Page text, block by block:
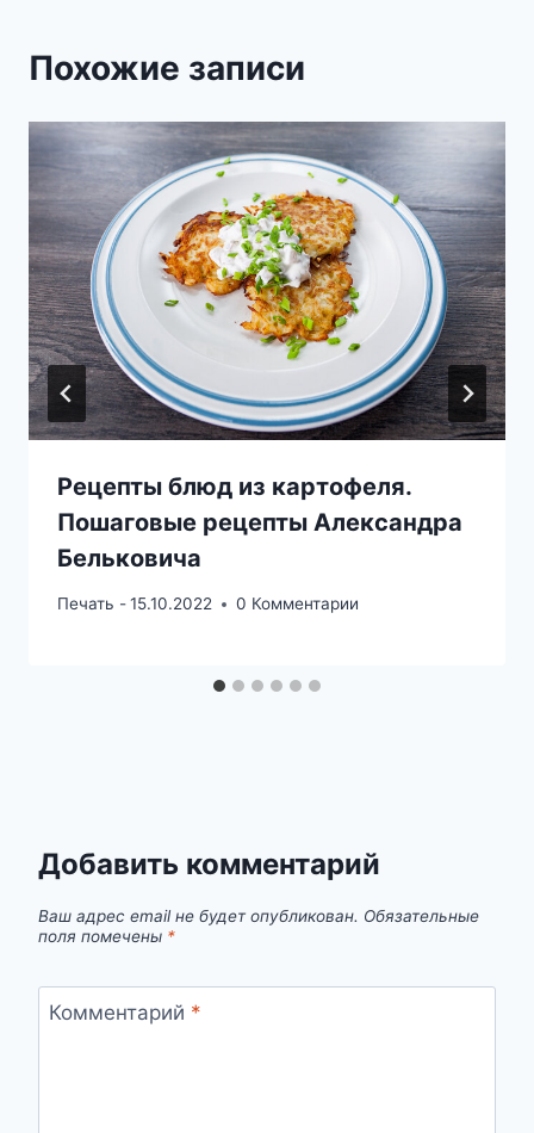
Похожие записи
Рецепты блюд из картофеля.
Пошаговые рецепты Александра
Бельковича
Печать -15.10.2022 0 Комментарии
Добавить комментарий
Ваш адрес email не будет опубликован. Обязательные
поля помечены *
Комментарий *